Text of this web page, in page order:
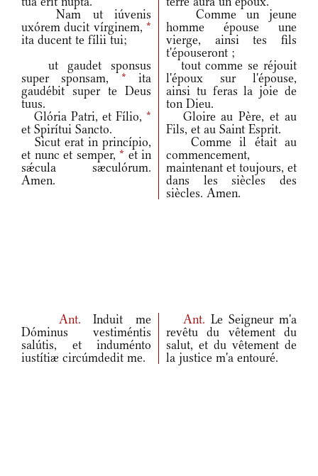
Nam ut iúvenis
uxórem ducit vírginem, *
ita ducent te fílii tui;
Comme un jeune
homme épouse une
vierge, ainsi tes fils
t'épouseront ;
ut gaudet sponsus
super sponsam, * ita
gaudébit super te Deus
tuus.
tout comme se réjouit
l'époux sur l'épouse,
ainsi tu feras la joie de
ton Dieu.
Glória Patri, et Fílio, *
et Spirítui Sancto.
Gloire au Père, et au
Fils, et au Saint Esprit.
Sicut erat in princípio,
et nunc et semper, * et in
sǽcula sæculórum.
Amen.
Comme il était au
commencement,
maintenant et toujours, et
dans les siècles des
siècles. Amen.
Ant.Induit me
Dóminus vestiméntis
salútis, et induménto
iustítiæ circúmdedit me.
Ant. Le Seigneur m'a
revêtu du vêtement du
salut, et du vêtement de
la justice m'a entouré.